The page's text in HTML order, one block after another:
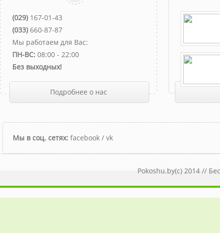
(029) 167-01-43
(033) 660-87-87
Мы работаем для Вас:
ПН-ВС: 08:00 - 22:00
Без выходных!
Подробнее о нас
Мы в соц. сетях: facebook / vk
Pokoshu.by(c) 2014 //